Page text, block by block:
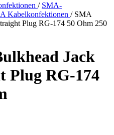
/ SMA-
Kabelkonfektionen / SMA
Plug RG-174 50 Ohm 250
Jack
Plug RG-174